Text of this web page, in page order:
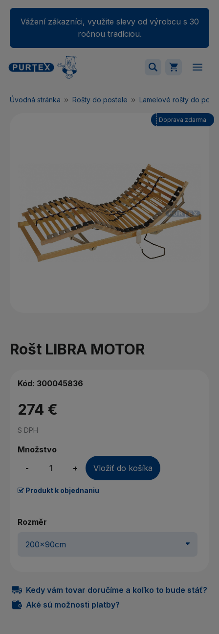
Vážení zákazníci, využite slevy od výrobcu s 30
ročnou tradíciou.
Váš nákupný košík je momentálne prázdny.
Úvodná stránka Rošty do postele Lamelové rošty do
Doprava zdarma
Rošt LIBRA MOTOR
Kód: 300045836
274 €
S DPH
Množstvo
-
+ Vložiť do košíka
Produkt k objednaniu
Rozměr
Kedy vám tovar doručíme a koľko to bude stáť?
Aké sú možnosti platby?